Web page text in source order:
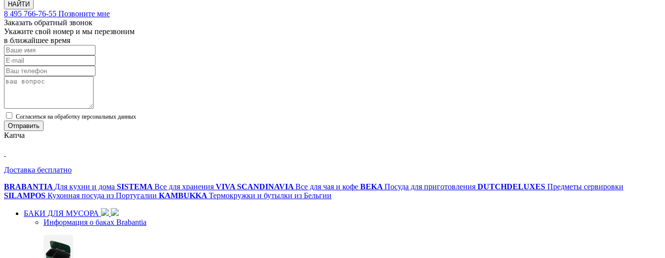
НАЙТИ
8 495 766-76-55 Позвоните мне
Заказать обратный звонок
Укажите свой номер и мы перезвоним
в ближайшее время
Cогласиться на обработку персональных данных
Отправить
Капча
Доставка бесплатно
BRABANTIA Для кухни и дома SISTEMA Все для хранения VIVA SCANDINAVIA Все для чая и кофе BEKA Посуда для приготовления DUTCHDELUXES Предметы сервировки
SILAMPOS Кухонная посуда из Португалии KAMBUKKA Термокружки и бутылки из Бельгии
БАКИ ДЛЯ МУСОРА
Информация о баках Brabantia